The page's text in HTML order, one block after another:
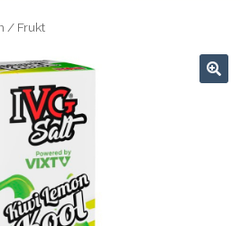
/ Frukt